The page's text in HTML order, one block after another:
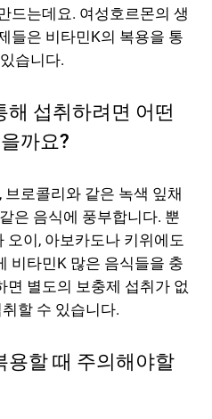
드는데요. 여성호르몬의 생
들은 비타민K의 복용을 통
습니다.
해 섭취하려면 어떤
까요?
로콜리와 같은 녹색 잎채
은 음식에 풍부합니다. 뿐
오이, 아보카도나 키위에도
비타민K 많은 음식들을 충
면 별도의 보충제 섭취가 없
할 수 있습니다.
용할 때 주의해야할